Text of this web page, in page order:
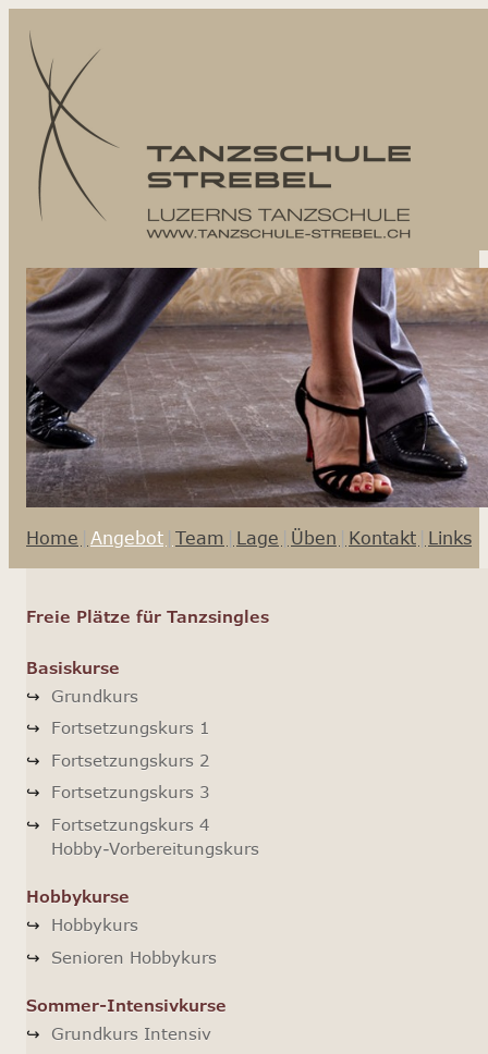
Home Angebot Team Lage Üben Kontakt Links
Freie Plätze für Tanzsingles
Basiskurse
Grundkurs
Fortsetzungskurs 1
Fortsetzungskurs 2
Fortsetzungskurs 3
Fortsetzungskurs 4
Hobby-Vorbereitungskurs
Hobbykurse
Hobbykurs
Senioren Hobbykurs
Sommer-Intensivkurse
Grundkurs Intensiv